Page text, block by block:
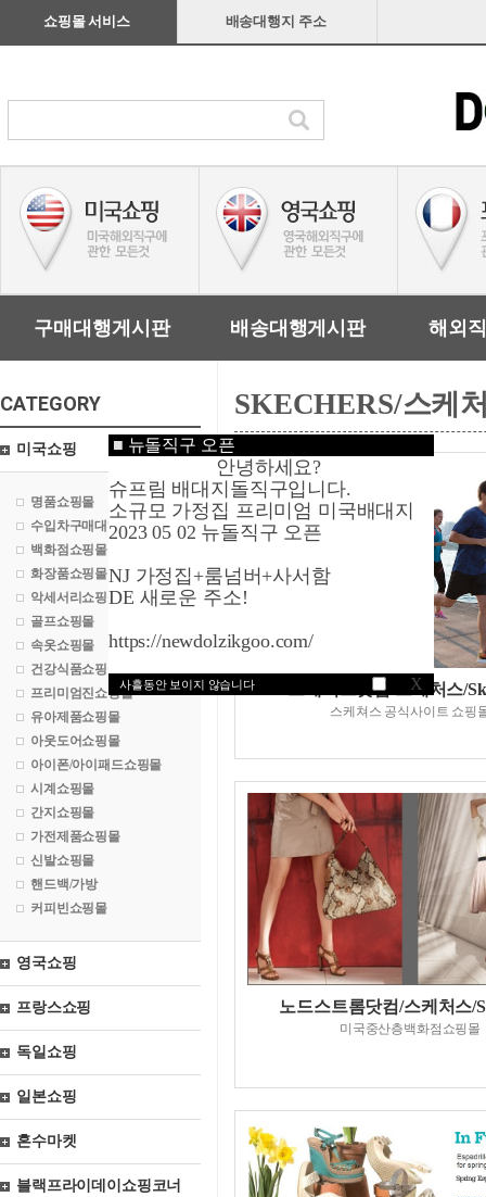
■ 뉴돌직구 오픈
안녕하세요?
슈프림 배대지돌직구입니다.
소규모 가정집 프리미엄 미국배대지
2023 05 02 뉴돌직구 오픈
NJ 가정집+룸넘버+사서함
DE 새로운 주소!
https://newdolzikgoo.com/
사흘동안 보이지 않습니다 X
쇼핑몰 서비스 배송대행지 주소
구매대행게시판 배송대행게시판 해외
CATEGORY
미국쇼핑
명품쇼핑몰
수입차구매대행
백화점쇼핑몰
화장품쇼핑몰
악세서리쇼핑몰
골프쇼핑몰
속옷쇼핑몰
건강식품쇼핑몰
프리미엄진쇼핑몰
유아제품쇼핑몰
아웃도어쇼핑몰
아이폰/아이패드쇼핑몰
시계쇼핑몰
간지쇼핑몰
가전제품쇼핑몰
신발쇼핑몰
핸드백/가방
커피빈쇼핑몰
영국쇼핑
프랑스쇼핑
독일쇼핑
일본쇼핑
혼수마켓
블랙프라이데이쇼핑코너
SKECHERS/스케
스케쳐스닷컴/스케처스/
스케쳐스 공식사이트 쇼핑
노드스트롬닷컴/스케처스/
미국중산층백화점쇼핑몰